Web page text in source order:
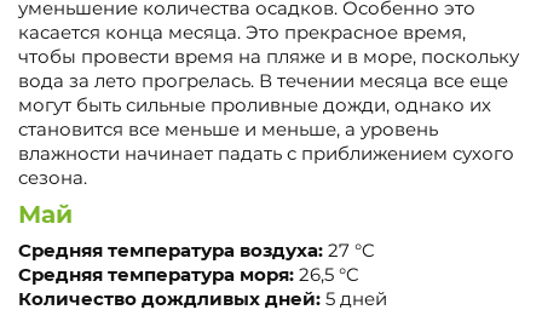
уменьшение количества осадков. Особенно это
касается конца месяца. Это прекрасное время,
чтобы провести время на пляже и в море, поскольку
вода за лето прогрелась. В течении месяца все еще
могут быть сильные проливные дожди, однако их
становится все меньше и меньше, а уровень
влажности начинает падать с приближением сухого
сезона.
Май
Средняя температура воздуха: 27 °C
Средняя температура моря: 26,5 °C
Количество дождливых дней: 5 дней